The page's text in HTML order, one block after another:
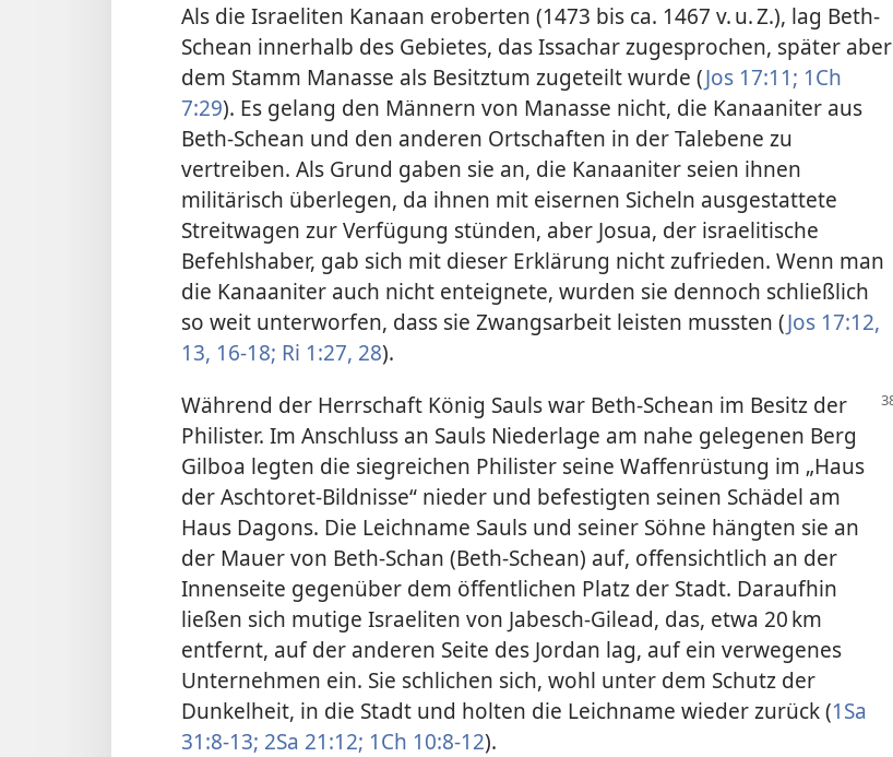
Als die Israeliten Kanaan eroberten (1473 bis ca. 1467 v. u. Z.), lag Beth-
Schean innerhalb des Gebietes, das Issachar zugesprochen, später aber
dem Stamm Manasse als Besitztum zugeteilt wurde (Jos 17:11; 1Ch
7:29). Es gelang den Männern von Manasse nicht, die Kanaaniter aus
Beth-Schean und den anderen Ortschaften in der Talebene zu
vertreiben. Als Grund gaben sie an, die Kanaaniter seien ihnen
militärisch überlegen, da ihnen mit eisernen Sicheln ausgestattete
Streitwagen zur Verfügung stünden, aber Josua, der israelitische
Befehlshaber, gab sich mit dieser Erklärung nicht zufrieden. Wenn man
die Kanaaniter auch nicht enteignete, wurden sie dennoch schließlich
so weit unterworfen, dass sie Zwangsarbeit leisten mussten (Jos 17:12,
13, 16-18; Ri 1:27, 28).
Während der Herrschaft König Sauls war Beth-Schean im Besitz der
Philister. Im Anschluss an Sauls Niederlage am nahe gelegenen Berg
Gilboa legten die siegreichen Philister seine Waffenrüstung im „Haus
der Aschtoret-Bildnisse“ nieder und befestigten seinen Schädel am
Haus Dagons. Die Leichname Sauls und seiner Söhne hängten sie an
der Mauer von Beth-Schan (Beth-Schean) auf, offensichtlich an der
Innenseite gegenüber dem öffentlichen Platz der Stadt. Daraufhin
ließen sich mutige Israeliten von Jabesch-Gilead, das, etwa 20 km
entfernt, auf der anderen Seite des Jordan lag, auf ein verwegenes
Unternehmen ein. Sie schlichen sich, wohl unter dem Schutz der
Dunkelheit, in die Stadt und holten die Leichname wieder zurück (1Sa
31:8-13; 2Sa 21:12; 1Ch 10:8-12).